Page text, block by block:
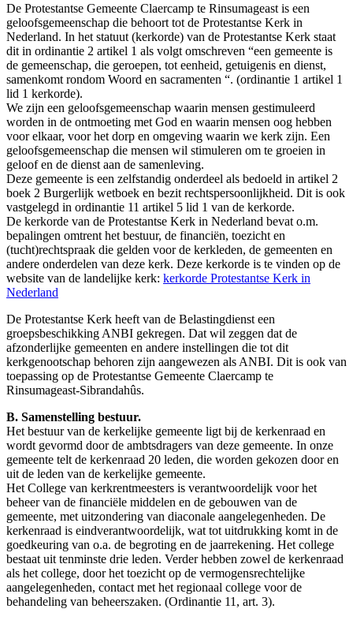
De Protestantse Gemeente Claercamp te Rinsumageast is een
geloofsgemeenschap die behoort tot de Protestantse Kerk in
Nederland. In het statuut (kerkorde) van de Protestantse Kerk staat
dit in ordinantie 2 artikel 1 als volgt omschreven “een gemeente is
de gemeenschap, die geroepen, tot eenheid, getuigenis en dienst,
samenkomt rondom Woord en sacramenten “. (ordinantie 1 artikel 1
lid 1 kerkorde).
We zijn een geloofsgemeenschap waarin mensen gestimuleerd
worden in de ontmoeting met God en waarin mensen oog hebben
voor elkaar, voor het dorp en omgeving waarin we kerk zijn. Een
geloofsgemeenschap die mensen wil stimuleren om te groeien in
geloof en de dienst aan de samenleving.
Deze gemeente is een zelfstandig onderdeel als bedoeld in artikel 2
boek 2 Burgerlijk wetboek en bezit rechtspersoonlijkheid. Dit is ook
vastgelegd in ordinantie 11 artikel 5 lid 1 van de kerkorde.
De kerkorde van de Protestantse Kerk in Nederland bevat o.m.
bepalingen omtrent het bestuur, de financiën, toezicht en
(tucht)rechtspraak die gelden voor de kerkleden, de gemeenten en
andere onderdelen van deze kerk. Deze kerkorde is te vinden op de
website van de landelijke kerk: kerkorde Protestantse Kerk in
Nederland
De Protestantse Kerk heeft van de Belastingdienst een
groepsbeschikking ANBI gekregen. Dat wil zeggen dat de
afzonderlijke gemeenten en andere instellingen die tot dit
kerkgenootschap behoren zijn aangewezen als ANBI. Dit is ook van
toepassing op de Protestantse Gemeente Claercamp te
Rinsumageast-Sibrandahûs.
B. Samenstelling bestuur.
Het bestuur van de kerkelijke gemeente ligt bij de kerkenraad en
wordt gevormd door de ambtsdragers van deze gemeente. In onze
gemeente telt de kerkenraad 20 leden, die worden gekozen door en
uit de leden van de kerkelijke gemeente.
Het College van kerkrentmeesters is verantwoordelijk voor het
beheer van de financiële middelen en de gebouwen van de
gemeente, met uitzondering van diaconale aangelegenheden. De
kerkenraad is eindverantwoordelijk, wat tot uitdrukking komt in de
goedkeuring van o.a. de begroting en de jaarrekening. Het college
bestaat uit tenminste drie leden. Verder hebben zowel de kerkenraad
als het college, door het toezicht op de vermogensrechtelijke
aangelegenheden, contact met het regionaal college voor de
behandeling van beheerszaken. (Ordinantie 11, art. 3).